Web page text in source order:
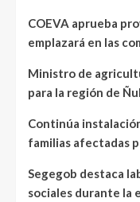
COEVA aprueba
emplazará en las
Ministro de
para la región de
Continúa
familias afectadas
Segegob destaca
sociales durante la